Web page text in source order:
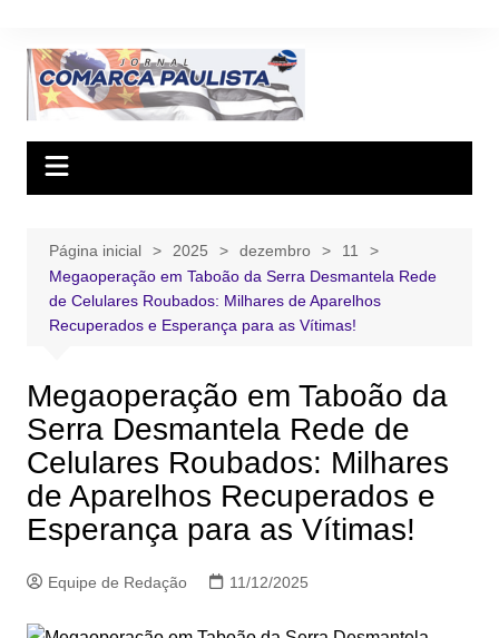
conteúdo
Página inicial 2025 dezembro
11
Megaoperação em Taboão da Serra Desmantela Rede
de Celulares Roubados: Milhares de Aparelhos
Recuperados e Esperança para as Vítimas!
Megaoperação em Taboão da
Serra Desmantela Rede de
Celulares Roubados: Milhares
de Aparelhos Recuperados e
Esperança para as Vítimas!
Equipe de Redação 11/12/2025